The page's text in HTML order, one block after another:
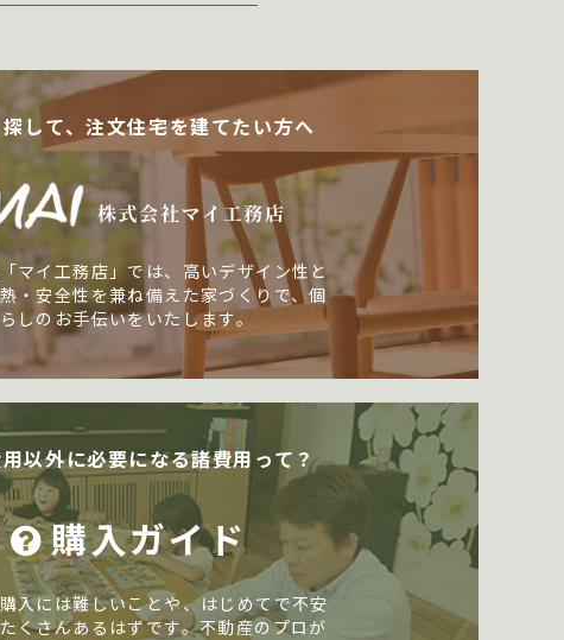
して、注文住宅を建てたい方へ
マイ工務店」では、高いデザイン性と
・安全性を兼ね備えた家づくりで、個
しのお手伝いをいたします。
以外に必要になる諸費用って？
購入ガイド
入には難しいことや、はじめてで不安
くさんあるはずです。不動産のプロが